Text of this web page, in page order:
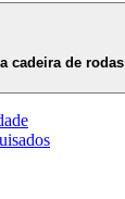
cadeira de rodas